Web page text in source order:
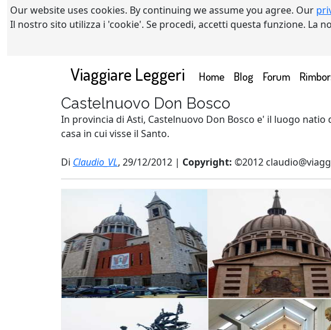
Our website uses cookies. By continuing we assume you agree. Our
Il nostro sito utilizza i 'cookie'. Se procedi, accetti questa funzione. La
Viaggiare Leggeri Home(current)
Blog Forum
Castelnuovo Don Bosco
In provincia di Asti, Castelnuovo Don Bosco e' il luogo
casa in cui visse il Santo.
Di Claudio_VL, 29/12/2012 | Copyright: ©2012